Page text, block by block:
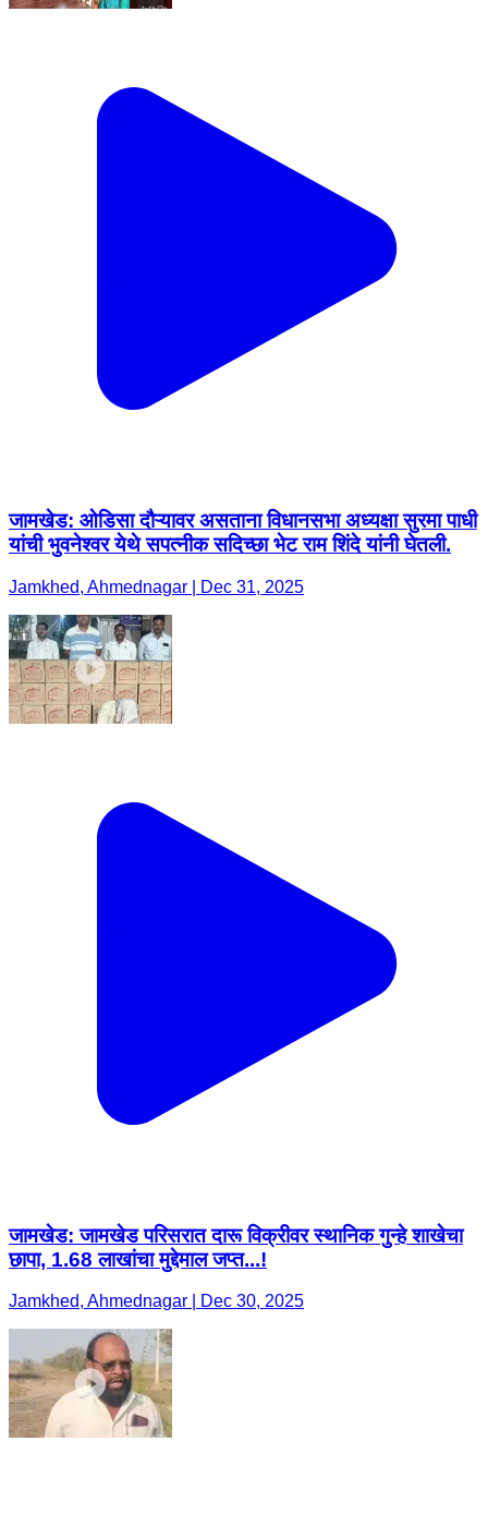
जामखेड: ओडिसा दौऱ्यावर असताना विधानसभा अध्यक्षा सुरमा पाधी
यांची भुवनेश्वर येथे सपत्नीक सदिच्छा भेट राम शिंदे यांनी घेतली.
Jamkhed, Ahmednagar | Dec 31, 2025
जामखेड: जामखेड परिसरात दारू विक्रीवर स्थानिक गुन्हे शाखेचा
छापा, 1.68 लाखांचा मुद्देमाल जप्त...!
Jamkhed, Ahmednagar | Dec 30, 2025